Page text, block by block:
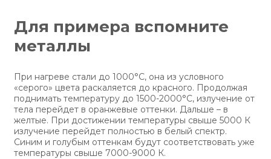
Для примера вспомните
металлы
При нагреве стали до 1000°С, она из условного
«серого» цвета раскаляется до красного. Продолжая
поднимать температуру до 1500-2000°С, излучение от
тела перейдет в оранжевые оттенки. Дальше – в
желтые. При достижении температуры свыше 5000 К
излучение перейдет полностью в белый спектр.
Синим и голубым оттенкам будут соответствовать уже
температуры свыше 7000-9000 К.